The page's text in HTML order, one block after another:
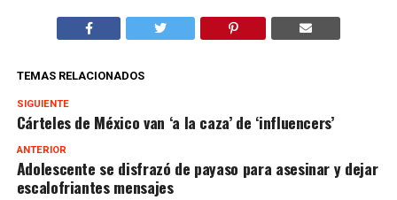
TEMAS RELACIONADOS
SIGUIENTE
Cárteles de México van ‘a la caza’ de ‘influencers’
ANTERIOR
Adolescente se disfrazó de payaso para asesinar y dejar
escalofriantes mensajes